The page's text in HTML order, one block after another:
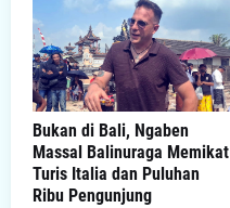
Bukan di Bali, Ngaben
Massal Balinuraga Memikat
Turis Italia dan Puluhan
Ribu Pengunjung